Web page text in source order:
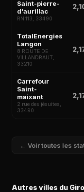
Saint-pierre-
d'aurillac
RN.113, 33490
TotalEnergies
Langon
8 ROUTE DE
VILLANDRAUT,
33210
Carrefour
Saint-
maixant
2 rue des jésuites,
33490
← Voir toutes les
Autres villes du